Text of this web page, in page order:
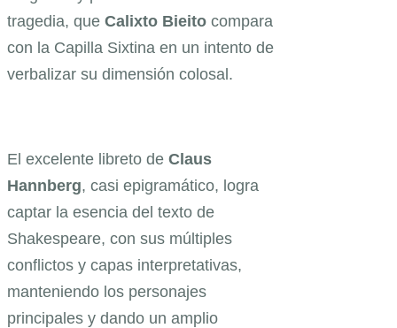
tragedia, que Calixto Bieito compara
con la Capilla Sixtina en un intento de
verbalizar su dimensión colosal.
El excelente libreto de Claus
Hannberg, casi epigramático, logra
captar la esencia del texto de
Shakespeare, con sus múltiples
conflictos y capas interpretativas,
manteniendo los personajes
principales y dando un amplio